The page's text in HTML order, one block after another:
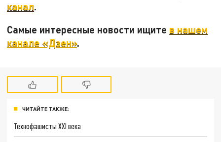
канал.
Самые интересные новости ищите в нашем
канале «Дзен».
ЧИТАЙТЕ ТАКЖЕ:
Технофашисты XXI века